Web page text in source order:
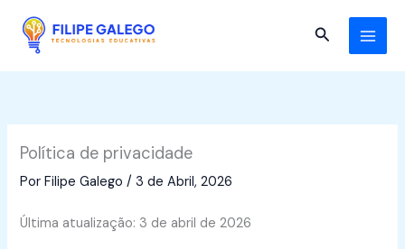
content
Search
Política de privacidade
Por Filipe Galego/3 de Abril, 2026
Última atualização: 3 de abril de 2026